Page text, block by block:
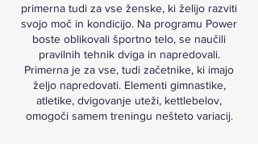
primerna tudi za vse ženske, ki želijo razviti
svojo moč in kondicijo. Na programu Power
boste oblikovali športno telo, se naučili
pravilnih tehnik dviga in napredovali.
Primerna je za vse, tudi začetnike, ki imajo
željo napredovati. Elementi gimnastike,
atletike, dvigovanje uteži, kettlebelov,
omogoči samem treningu nešteto variacij.